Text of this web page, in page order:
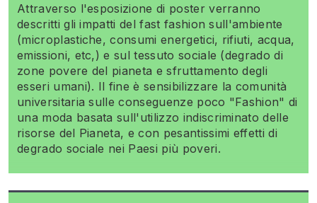
Attraverso l'esposizione di poster verranno
descritti gli impatti del fast fashion sull'ambiente
(microplastiche, consumi energetici, rifiuti, acqua,
emissioni, etc,) e sul tessuto sociale (degrado di
zone povere del pianeta e sfruttamento degli
esseri umani). Il fine è sensibilizzare la comunità
universitaria sulle conseguenze poco "Fashion" di
una moda basata sull'utilizzo indiscriminato delle
risorse del Pianeta, e con pesantissimi effetti di
degrado sociale nei Paesi più poveri.